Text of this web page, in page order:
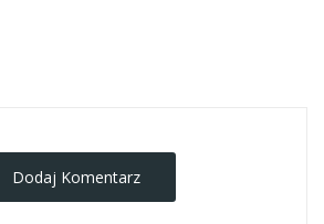
Dodaj Komentarz